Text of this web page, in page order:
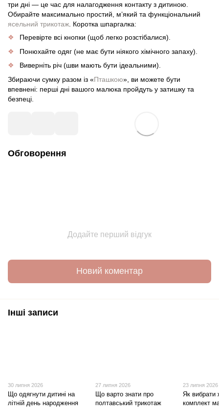
три дні — це час для налагодження контакту з дитиною.
Обирайте максимально простий, м’який та функціональний
ясельний трикотаж. Коротка шпаргалка:
Перевірте всі кнопки (щоб легко розстібалися).
Понюхайте одяг (не має бути ніякого хімічного запаху).
Виверніть річ (шви мають бути ідеальними).
Збираючи сумку разом із «Пташкою», ви можете бути
впевнені: перші дні вашого малюка пройдуть у затишку та
безпеці.
Обговорення
Додайте перший відгук
Новий коментар
Інші записи
30 липня 2026
Що одягнути дитині на
літній день народження
27 липня 2026
Що варто знати про
полтавський трикотаж
23 липня 2026
Як вибрати
комплект